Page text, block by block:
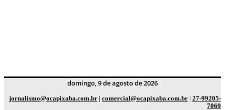
domingo, 9 de agosto de 2026
jornalismo@ocapixaba.com.br | comercial@ocapixaba.com.br | 27-99205-
7069